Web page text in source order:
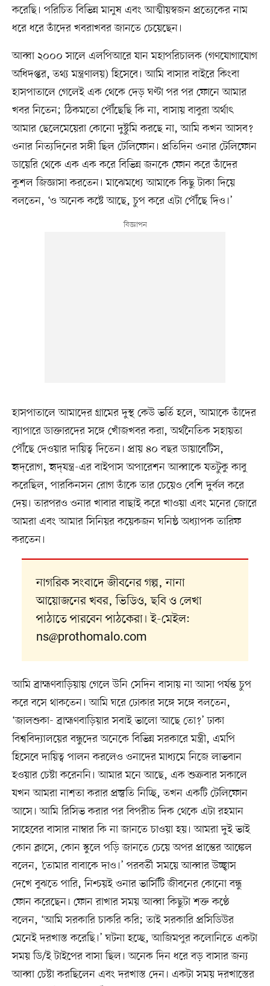
করেছি। পরিচিত বিভিন্ন মানুষ এবং আত্মীয়স্বজন প্রত্যেকের নাম
ধরে ধরে তাঁদের খবরাখবর জানতে চেয়েছেন।
আব্বা ২০০০ সালে এলপিআরে যান মহাপরিচালক (গণযোগাযোগ
অধিদপ্তর, তথ্য মন্ত্রণালয়) হিসেবে। আমি বাসার বাইরে কিংবা
হাসপাতালে গেলেই এক থেকে দেড় ঘণ্টা পর পর ফোনে আমার
খবর নিতেন; ঠিকমতো পৌঁছেছি কি না, বাসায় বাবুরা অর্থাৎ
আমার ছেলেমেয়েরা কোনো দুষ্টুমি করছে না, আমি কখন আসব?
ওনার নিত্যদিনের সঙ্গী ছিল টেলিফোন। প্রতিদিন ওনার টেলিফোন
ডায়েরি থেকে এক এক করে বিভিন্ন জনকে ফোন করে তাঁদের
কুশল জিজ্ঞাসা করতেন। মাঝেমধ্যে আমাকে কিছু টাকা দিয়ে
বলতেন, ‘ও অনেক কষ্টে আছে, চুপ করে এটা পৌঁছে দিও।’
হাসপাতালে আমাদের গ্রামের দুস্থ কেউ ভর্তি হলে, আমাকে তাঁদের
ব্যাপারে ডাক্তারদের সঙ্গে খোঁজখবর করা, অর্থনৈতিক সহায়তা
পৌঁছে দেওয়ার দায়িত্ব দিতেন। প্রায় ৪০ বছর ডায়াবেটিস,
হৃদ্‌রোগ, হৃদ্‌যন্ত্র-এর বাইপাস অপারেশন আব্বাকে যতটুকু কাবু
করেছিল, পারকিনসন রোগ তাঁকে তার চেয়েও বেশি দুর্বল করে
দেয়। তারপরও ওনার খাবার বাছাই করে খাওয়া এবং মনের জোরে
আমরা এবং আমার সিনিয়র কয়েকজন ঘনিষ্ঠ অধ্যাপক তারিফ
করতেন।
নাগরিক সংবাদে জীবনের গল্প, নানা
আয়োজনের খবর, ভিডিও, ছবি ও লেখা
পাঠাতে পারবেন পাঠকেরা। ই-মেইল:
ns@prothomalo.com
আমি ব্রাহ্মণবাড়িয়ায় গেলে উনি সেদিন বাসায় না আসা পর্যন্ত চুপ
করে বসে থাকতেন। আমি ঘরে ঢোকার সঙ্গে সঙ্গে বলতেন,
‘জালশুকা- ব্রাহ্মণবাড়িয়ার সবাই ভালো আছে তো?’ ঢাকা
বিশ্ববিদ্যালয়ের বন্ধুদের অনেকে বিভিন্ন সরকারে মন্ত্রী, এমপি
হিসেবে দায়িত্ব পালন করলেও ওনাদের মাধ্যমে নিজে লাভবান
হওয়ার চেষ্টা করেননি। আমার মনে আছে, এক শুক্রবার সকালে
যখন আমরা নাশতা করার প্রস্তুতি নিচ্ছি, তখন একটি টেলিফোন
আসে। আমি রিসিভ করার পর বিপরীত দিক থেকে এটা রহমান
সাহেবের বাসার নাম্বার কি না জানতে চাওয়া হয়। আমরা দুই ভাই
কোন ক্লাসে, কোন স্কুলে পড়ি জানতে চেয়ে অপর প্রান্তের আঙ্কেল
বলেন, ‘তোমার বাবাকে দাও।’ পরবর্তী সময়ে আব্বার উচ্ছ্বাস
দেখে বুঝতে পারি, নিশ্চয়ই ওনার ভার্সিটি জীবনের কোনো বন্ধু
ফোন করেছেন। ফোন রাখার সময় আব্বা কিছুটা শক্ত কণ্ঠে
বলেন, ‘আমি সরকারি চাকরি করি; তাই সরকারি প্রসিডিউর
মেনেই দরখাস্ত করেছি।’ ঘটনা হচ্ছে, আজিমপুর কলোনিতে একটা
সময় ডি/ই টাইপের বাসা ছিল। অনেক দিন ধরে বড় বাসার জন্য
আব্বা চেষ্টা করছিলেন এবং দরখাস্ত দেন। একটা সময় দরখাস্তের